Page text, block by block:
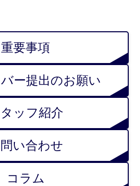
重要事項
ー提出のお願い
ッフ紹介
い合わせ
コラム